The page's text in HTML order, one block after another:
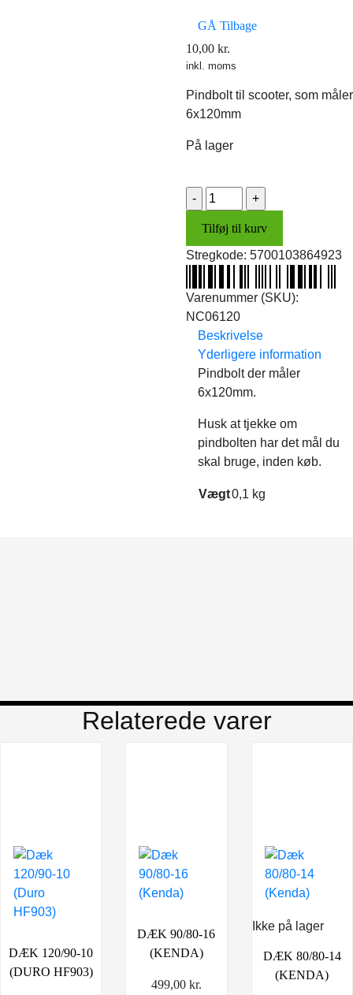
GÅ Tilbage
10,00 kr.
inkl. moms
Pindbolt til scooter, som måler
6x120mm
På lager
Pindbolt
6x120mm
antal
Tilføj til kurv
Stregkode: 5700103864923
Varenummer (SKU):
NC06120
Beskrivelse
Yderligere information
Pindbolt der måler
6x120mm.
Husk at tjekke om
pindbolten har det mål du
skal bruge, inden køb.
Vægt0,1 kg
Relaterede varer
DÆK 120/90-10
(DURO HF903)
DÆK 90/80-16
(KENDA)
499,00 kr.
Ikke på lager
DÆK 80/80-14
(KENDA)